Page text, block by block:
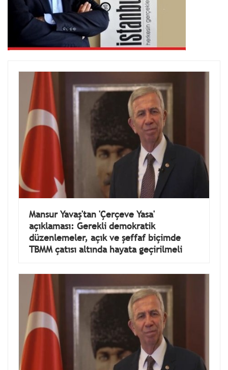
Mansur Yavaş'tan 'Çerçeve Yasa'
açıklaması: Gerekli demokratik
düzenlemeler, açık ve şeffaf biçimde
TBMM çatısı altında hayata geçirilmeli